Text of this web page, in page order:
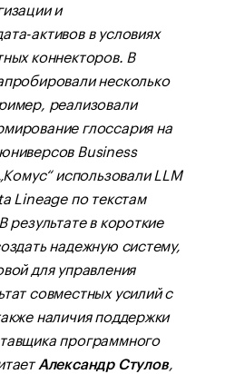
и
активов в условиях
коннекторов. В
несколько
реализовали
глоссария на
Business
использовали LLM
Lineage по текстам
результате в короткие
надежную систему,
для управления
совместных усилий с
наличия поддержки
программного
Александр Стулов,